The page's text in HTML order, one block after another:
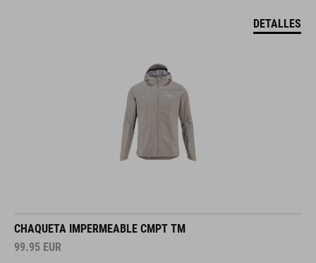
DETALLES
CHAQUETA IMPERMEABLE CMPT TM
99.95 EUR